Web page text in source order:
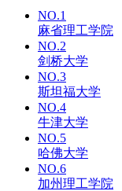
NO.1
麻省理工学院
NO.2
剑桥大学
NO.3
斯坦福大学
NO.4
牛津大学
NO.5
哈佛大学
NO.6
加州理工学院